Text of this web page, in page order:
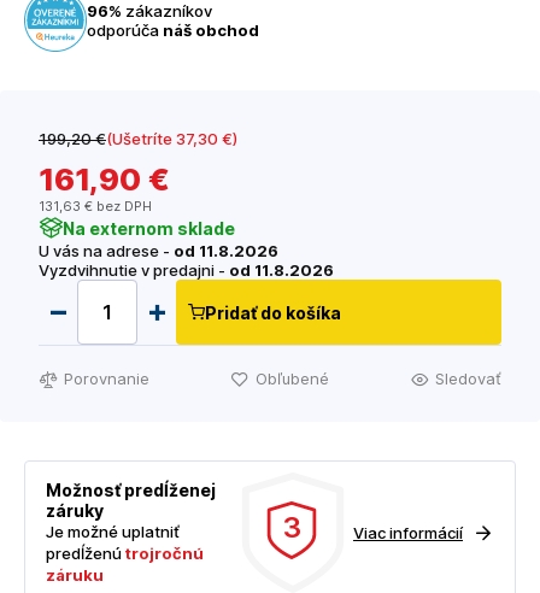
96% zákazníkov
odporúča náš obchod
199,20 €(Ušetríte 37,30 €)
161,90 €
131,63 € bez DPH
Na externom sklade
U vás na adrese - od 11.8.2026
Vyzdvihnutie v predajni - od 11.8.2026
Pridať do košíka
Porovnanie Obľubené Sledovať
Možnosť predĺženej
záruky
Je možné uplatniť
predĺženútrojročnú
záruku
3 Viac informácií